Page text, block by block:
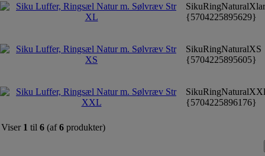
{5704225895629}
SikuRingNaturalXS
{5704225895605}
{5704225896176}
Viser 1 til 6 (af6 produkter)